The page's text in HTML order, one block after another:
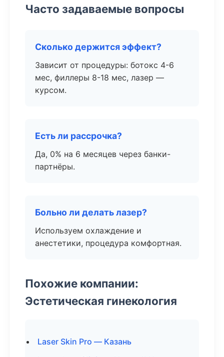
Часто задаваемые вопросы
Сколько держится эффект?
Зависит от процедуры: ботокс 4-6
мес, филлеры 8-18 мес, лазер —
курсом.
Есть ли рассрочка?
Да, 0% на 6 месяцев через банки-
партнёры.
Больно ли делать лазер?
Используем охлаждение и
анестетики, процедура комфортная.
Похожие компании:
Эстетическая гинекология
Laser Skin Pro — Казань